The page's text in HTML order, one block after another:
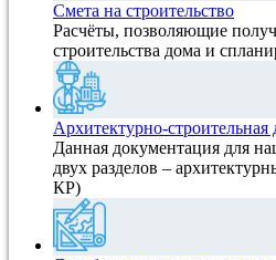
Смета на строительство
Расчёты, позволяющие
строительства дома и
Архитектурно-строительная
Данная документация для
двух разделов –
КР)